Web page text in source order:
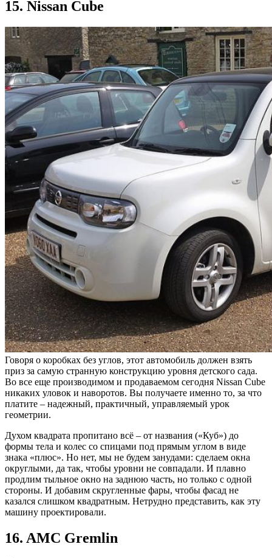
15. Nissan Cube
Говоря о коробках без углов, этот автомобиль должен взять
приз за самую странную конструкцию уровня детского сада.
Во все еще производимом и продаваемом сегодня Nissan Cube
никаких уловок и наворотов. Вы получаете именно то, за что
платите – надежный, практичный, управляемый урок
геометрии.
Духом квадрата пропитано всё – от названия («Куб») до
формы тела и колес со спицами под прямым углом в виде
знака «плюс». Но нет, мы не будем занудами: сделаем окна
округлыми, да так, чтобы уровни не совпадали. И плавно
продлим тыльное окно на заднюю часть, но только с одной
стороны. И добавим скругленные фары, чтобы фасад не
казался слишком квадратным. Нетрудно представить, как эту
машину проектировали.
16. AMC Gremlin